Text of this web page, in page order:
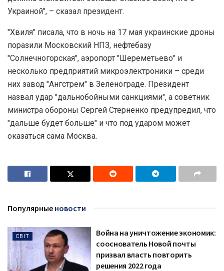
Украиной", – сказал президент.
"Хвиля" писала, что в ночь на 17 мая украинские дроны
поразили Московский НПЗ, нефтебазу
"Солнечногорская", аэропорт "Шереметьево" и
несколько предприятий микроэлектроники – среди
них завод "Ангстрем" в Зеленограде. Президент
назвал удар "дальнобойными санкциями", а советник
министра обороны Сергей Стерненко предупредил, что
"дальше будет больше" и что под ударом может
оказаться сама Москва.
Популярные новости
СВІТ
Война на уничтожение экономик:
сооснователь Новой почты
призвал власть повторить
решения 2022 года